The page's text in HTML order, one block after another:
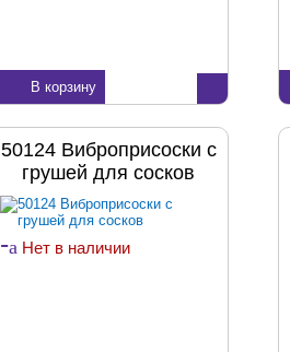
В корзину
50124 Виброприсоски с
грушей для сосков
-a Нет в наличии